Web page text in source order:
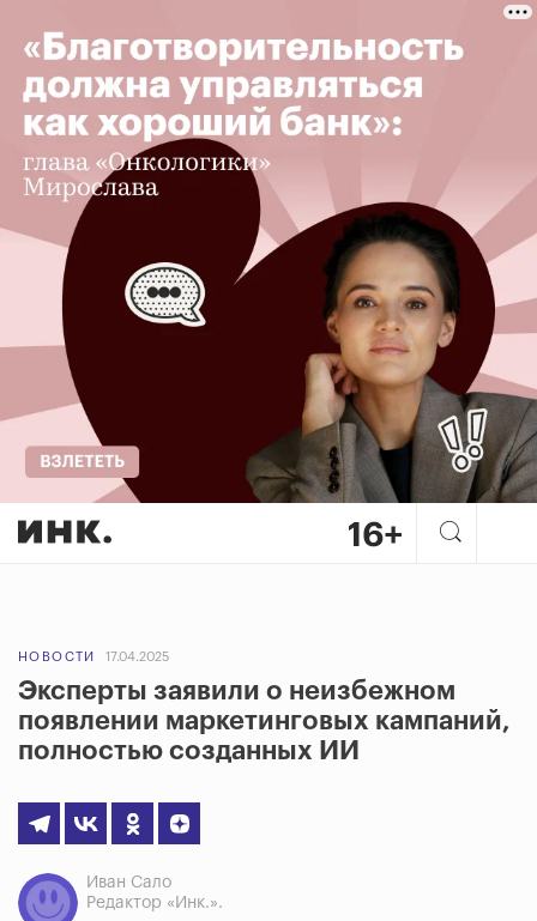
НОВОСТИ 17.04.2025
Эксперты заявили о неизбежном
появлении маркетинговых кампаний,
полностью созданных ИИ
Иван Сало
Редактор «Инк.».